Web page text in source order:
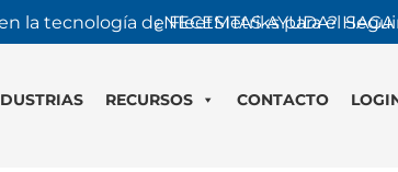
RECURSOS CONTACTO
¿NECESITAS AYUDA?
la tecnología de FleetMetriks para el